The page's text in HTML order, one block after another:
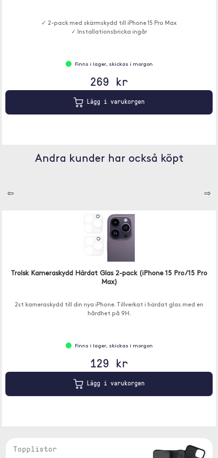
✓ 2-pack med skärmskydd till iPhone 15 Pro Max
✓ Installationsbricka ingår
Finns i lager, skickas i morgon
269 kr
Lägg i varukorgen
Andra kunder har också köpt
⇦ ⇨
Trolsk Kameraskydd Härdat Glas 2-pack (iPhone 15 Pro/15 Pro
Max)
2st kameraskydd till din nya iPhone. Tillverkat i härdat glas med en
hårdhet på 9H.
Finns i lager, skickas i morgon
129 kr
Lägg i varukorgen
Topplistor